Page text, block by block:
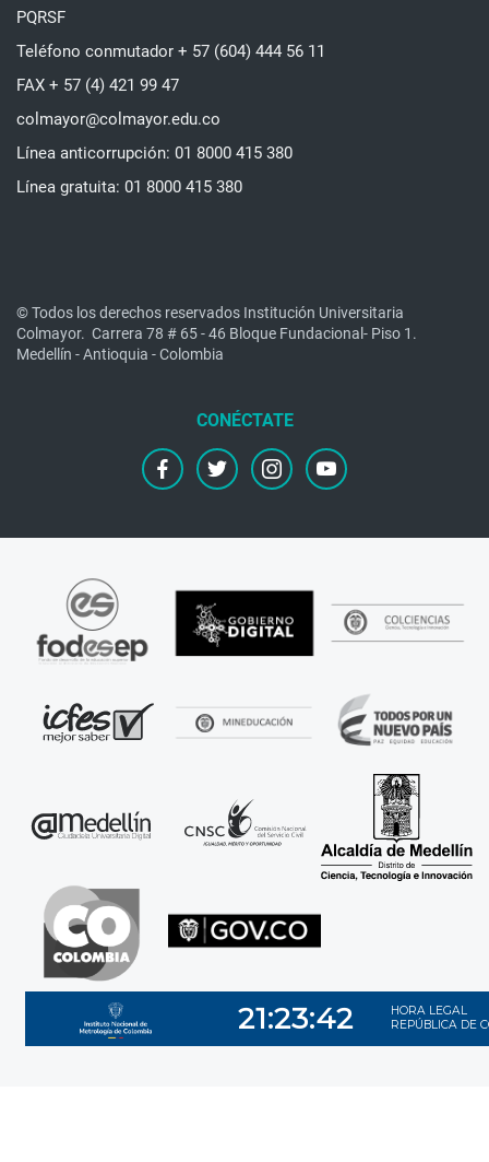
PQRSF
Teléfono conmutador + 57 (604) 444 56 11
FAX + 57 (4) 421 99 47
colmayor@colmayor.edu.co
Línea anticorrupción: 01 8000 415 380
Línea gratuita: 01 8000 415 380
© Todos los derechos reservados Institución Universitaria
Colmayor. Carrera 78 # 65 - 46 Bloque Fundacional- Piso 1.
Medellín - Antioquia - Colombia